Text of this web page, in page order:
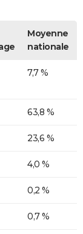
Moyenne
nationale
7,7 %
63,8 %
23,6 %
4,0 %
0,2 %
0,7 %